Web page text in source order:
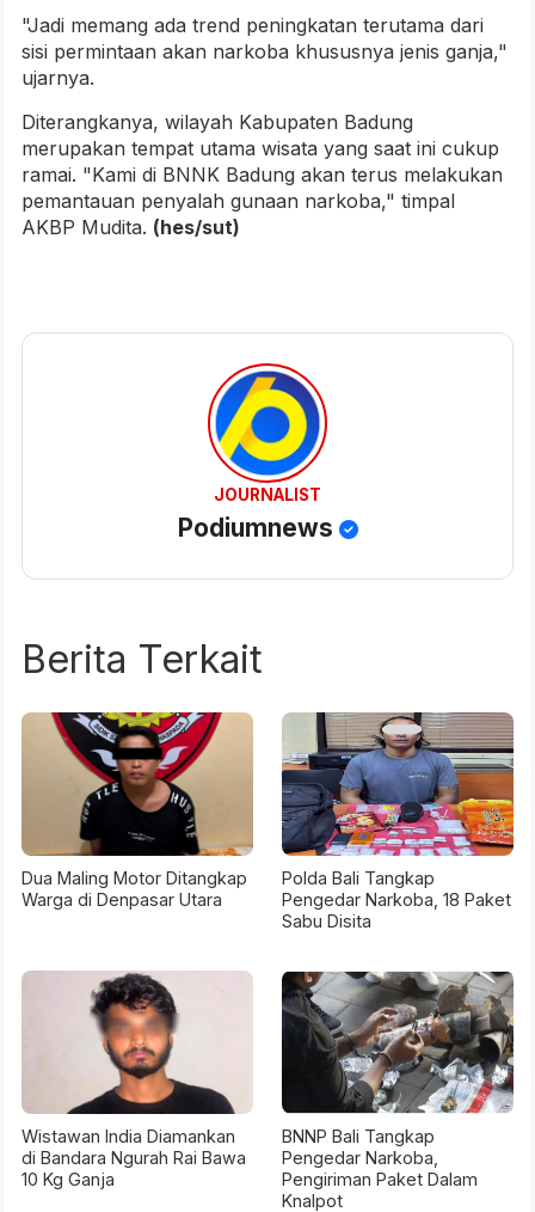
"Jadi memang ada trend peningkatan terutama dari
sisi permintaan akan narkoba khususnya jenis ganja,"
ujarnya.
Diterangkanya, wilayah Kabupaten Badung
merupakan tempat utama wisata yang saat ini cukup
ramai. "Kami di BNNK Badung akan terus melakukan
pemantauan penyalah gunaan narkoba," timpal
AKBP Mudita. (hes/sut)
JOURNALIST
Podiumnews
Berita Terkait
Dua Maling Motor Ditangkap
Warga di Denpasar Utara
Polda Bali Tangkap
Pengedar Narkoba, 18 Paket
Sabu Disita
Wistawan India Diamankan
di Bandara Ngurah Rai Bawa
10 Kg Ganja
BNNP Bali Tangkap
Pengedar Narkoba,
Pengiriman Paket Dalam
Knalpot